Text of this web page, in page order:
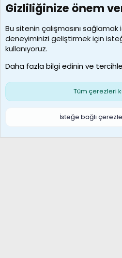
7388
Kullanıcılar
borabekirogluu
Son üye
Çerezler
S
Gizliliğinize önem
Bu sitenin çalışmasını
deneyiminizi geliştirmek için
kullanıyoruz.
Daha fazla bilgi edinin ve
Tüm çerezleri
İsteğe bağlı